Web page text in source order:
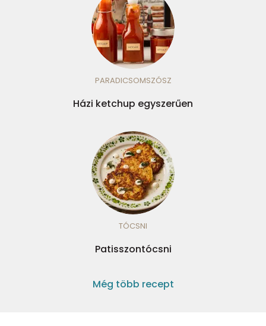
PARADICSOMSZÓSZ
Házi ketchup egyszerűen
TÓCSNI
Patisszontócsni
Még több recept